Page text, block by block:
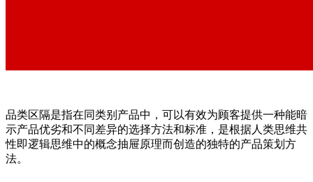
品类区隔是指在同类别产品中，可以有效为顾客提供一种能暗
示产品优劣和不同差异的选择方法和标准，是根据人类思维共
性即逻辑思维中的概念抽屉原理而创造的独特的产品策划方
法。